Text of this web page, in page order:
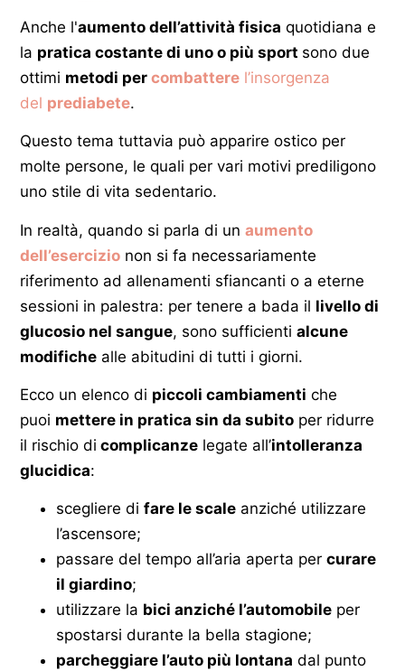
Anche l'aumento dell’attività fisica quotidiana e
la pratica costante di uno o più sport sono due
ottimi metodi per combattere l’insorgenza
del prediabete.
Questo tema tuttavia può apparire ostico per
molte persone, le quali per vari motivi prediligono
uno stile di vita sedentario.
In realtà, quando si parla di un aumento
dell’esercizio non si fa necessariamente
riferimento ad allenamenti sfiancanti o a eterne
sessioni in palestra: per tenere a bada il livello di
glucosio nel sangue, sono sufficienti alcune
modifiche alle abitudini di tutti i giorni.
Ecco un elenco di piccoli cambiamenti che
puoi mettere in pratica sin da subito per ridurre
il rischio di complicanze legate all’intolleranza
glucidica:
scegliere di fare le scale anziché utilizzare
l’ascensore;
passare del tempo all’aria aperta per curare
il giardino;
utilizzare la bici anziché l’automobile per
spostarsi durante la bella stagione;
parcheggiare l’auto più lontana dal punto